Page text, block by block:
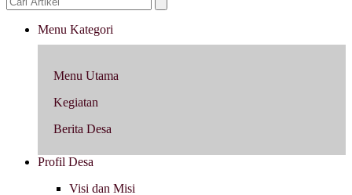
Menu Kategori
Menu Utama
Kegiatan
Berita Desa
Profil Desa
Visi dan Misi